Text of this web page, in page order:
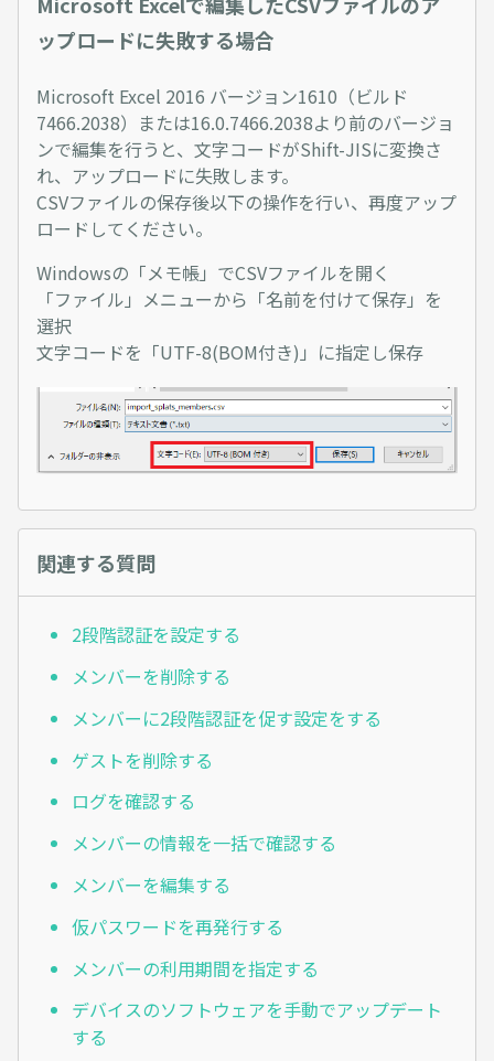
ップロードに失敗する場合
Microsoft Excel 2016 バージョン1610（ビルド
7466.2038）または16.0.7466.2038より前のバージョ
ンで編集を行うと、文字コードがShift-JISに変換さ
れ、アップロードに失敗します。
CSVファイルの保存後以下の操作を行い、再度アップ
ロードしてください。
Windowsの「メモ帳」でCSVファイルを開く
「ファイル」メニューから「名前を付けて保存」を
選択
文字コードを「UTF-8(BOM付き)」に指定し保存
関連する質問
2段階認証を設定する
メンバーを削除する
メンバーに2段階認証を促す設定をする
ゲストを削除する
ログを確認する
メンバーの情報を一括で確認する
メンバーを編集する
仮パスワードを再発行する
メンバーの利用期間を指定する
デバイスのソフトウェアを手動でアップデート
する